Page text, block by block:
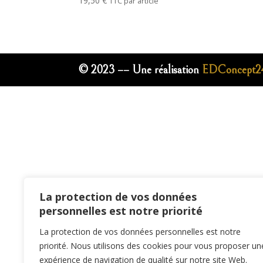
La protection de vos données
personnelles est notre priorité
La protection de vos données personnelles est notre
priorité. Nous utilisons des cookies pour vous proposer
expérience de navigation de qualité sur notre site Web.
© 2023 –– Une réalisation